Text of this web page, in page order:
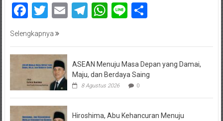
Facebook
Twitter
EmailTelegram
WhatsApp
LineShare
Selengkapnya
ASEAN Menuju Masa Depan yang Damai,
Maju, dan Berdaya Saing
8 Agustus 2026 0
Hiroshima, Abu Kehancuran Menuju